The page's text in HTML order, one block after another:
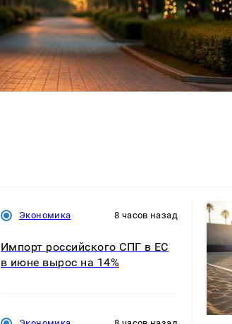
Экономика 8 часов назад
Импорт российского СПГ в ЕС
в июне вырос на 14%